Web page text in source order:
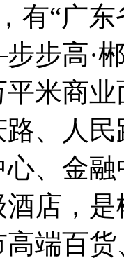
有“广
步高·
米商
、人
、金
店，
端百